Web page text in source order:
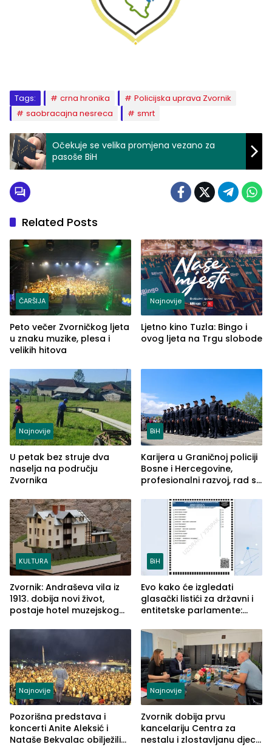
Tags: crna hronika
Policijska uprava Zvornik
saobracajna nesreca
smrt
Očekuje se velika promjena vezano za
pasoše BiH
Related Posts
ČARŠIJA
Peto večer Zvorničkog ljeta
u znaku muzike, plesa i
velikih hitova
Najnovije
Ljetno kino Tuzla: Bingo i
ovog ljeta na Trgu slobode
Najnovije
U petak bez struje dva
naselja na području
Zvornika
BiH
Karijera u Graničnoj policiji
Bosne i Hercegovine,
profesionalni razvoj, rad sa
služba građanima
KULTURA
Zvornik: Andraševa vila iz
1913. dobija novi život,
postaje hotel muzejskog
BiH
Evo kako će izgledati
glasački listići za državni i
entitetske parlamente:
vidljive na njima
Najnovije
Pozorišna predstava i
koncerti Anite Aleksić i
Nataše Bekvalac obilježili
Najnovije
Zvornik dobija prvu
kancelariju Centra za
nestalu i zlostavljanu djecu